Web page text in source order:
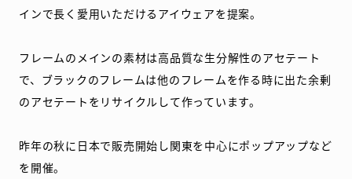
インで長く愛用いただけるアイウェアを提案。
フレームのメインの素材は高品質な生分解性のアセテート
で、ブラックのフレームは他のフレームを作る時に出た余剰
のアセテートをリサイクルして作っています。
昨年の秋に日本で販売開始し関東を中心にポップアップなど
を開催。